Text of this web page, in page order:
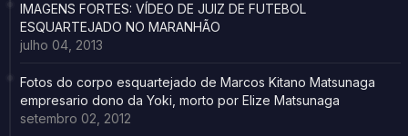
IMAGENS FORTES: VÍDEO DE JUIZ DE FUTEBOL
ESQUARTEJADO NO MARANHÃO
julho 04, 2013
Fotos do corpo esquartejado de Marcos Kitano Matsunaga
empresario dono da Yoki, morto por Elize Matsunaga
setembro 02, 2012